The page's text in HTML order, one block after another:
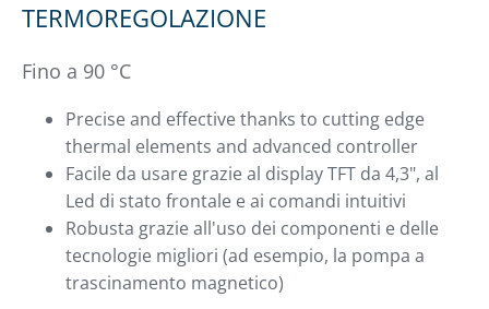
TERMOREGOLAZIONE
Fino a 90 °C
Precise and effective thanks to cutting edge
thermal elements and advanced controller
Facile da usare grazie al display TFT da 4,3", al
Led di stato frontale e ai comandi intuitivi
Robusta grazie all'uso dei componenti e delle
tecnologie migliori (ad esempio, la pompa a
trascinamento magnetico)